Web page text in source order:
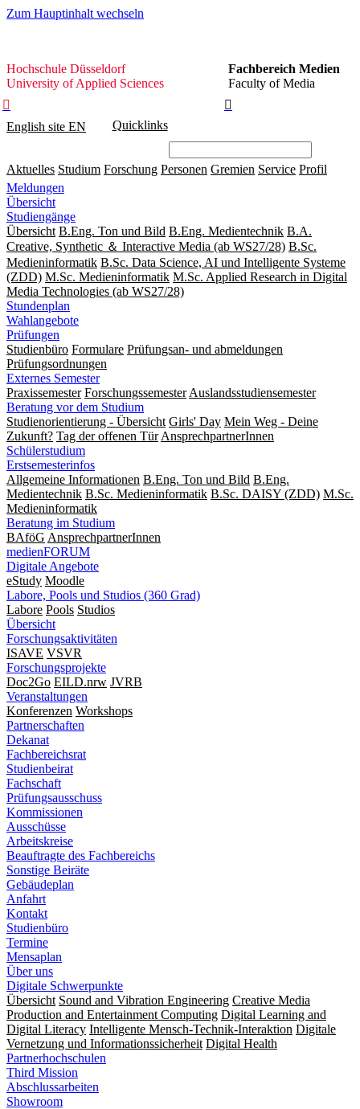
Zum Hauptinhalt wechseln
Hochschule
Düsseldorf
Hochschule Düsseldorf
University of Applied Sciences
Fachbereich Medien
Faculty of Media


English site EN Quicklinks
Aktuelles Studium Forschung Personen Gremien Service Profil
Meldungen
Übersicht
Studiengänge
Übersicht B.Eng. Ton und Bild B.Eng. Medientechnik B.A.
Creative, Synthetic ＆ Interactive Media (ab WS27/28) B.Sc.
Medieninformatik B.Sc. Data Science, AI und Intelligente Systeme
(ZDD) M.Sc. Medieninformatik M.Sc. Applied Research in Digital
Media Technologies (ab WS27/28)
Stundenplan
Wahlangebote
Prüfungen
Studienbüro Formulare Prüfungsan- und abmeldungen
Prüfungsordnungen
Externes Semester
Praxissemester Forschungssemester Auslandsstudiensemester
Beratung vor dem Studium
Studienorientierung - Übersicht Girls' Day Mein Weg - Deine
Zukunft? Tag der offenen Tür AnsprechpartnerInnen
Schülerstudium
Erstsemesterinfos
Allgemeine Informationen B.Eng. Ton und Bild B.Eng.
Medientechnik B.Sc. Medieninformatik B.Sc. DAISY (ZDD) M.Sc.
Medieninformatik
Beratung im Studium
BAföG AnsprechpartnerInnen
medienFORUM
Digitale Angebote
eStudy Moodle
Labore, Pools und Studios (360 Grad)
Labore Pools Studios
Übersicht
Forschungsaktivitäten
ISAVE VSVR
Forschungsprojekte
Doc2Go EILD.nrw JVRB
Veranstaltungen
Konferenzen Workshops
Partnerschaften
Dekanat
Fachbereichsrat
Studienbeirat
Fachschaft
Prüfungsausschuss
Kommissionen
Ausschüsse
Arbeitskreise
Beauftragte des Fachbereichs
Sonstige Beiräte
Gebäudeplan
Anfahrt
Kontakt
Studienbüro
Termine
Mensaplan
Über uns
Digitale Schwerpunkte
Übersicht Sound and Vibration Engineering Creative Media
Production and Entertainment Computing Digital Learning and
Digital Literacy Intelligente Mensch-Technik-Interaktion Digitale
Vernetzung und Informationssicherheit Digital Health
Partnerhochschulen
Third Mission
Abschlussarbeiten
Showroom